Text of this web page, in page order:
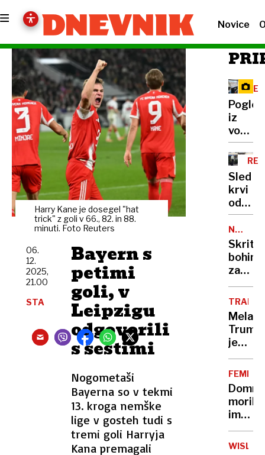
Novice
Harry Kane je dosegel "hat
trick" z goli v 66., 82. in 88.
minuti. Foto Reuters
Bayern s
petimi
goli, v
Leipzigu
odgovorili
s šestimi
Nogometaši
Bayerna so v tekmi
13. kroga nemške
lige v gosteh tudi s
tremi goli Harryja
Kana premagali
06.
12.
2025,
21.00
STA
Pogled
iz
vozne
kabine
vandali
in
pol
Sled
krvi
od
žrtve
vodila
do
IZLET
Skriti
zaklad:
do
Adama
in
Eve
le po
stezici
Trump
je
bolnim
FEMICID
imel
pri
sebi
WISLA